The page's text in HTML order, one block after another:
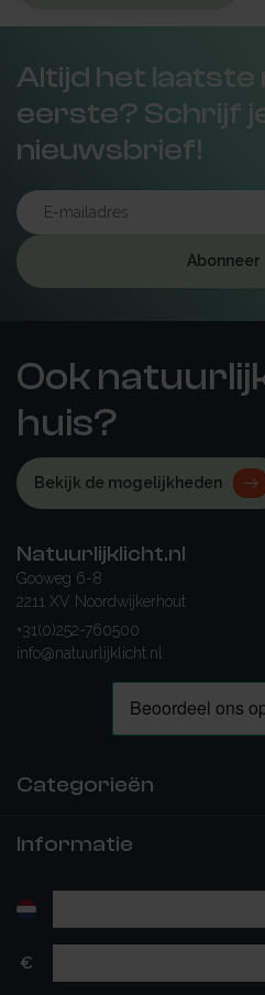
Altijd het laatste
eerste? Schrijf
nieuwsbrief!
Abonneer
Ook
huis?
Bekijk de mogelijkheden
Natuurlijklicht.nl
Gooweg 6-8
2211 XV Noordwijkerhout
+31(0)252-760500
info@natuurlijklicht.nl
Categorieën
Informatie
€